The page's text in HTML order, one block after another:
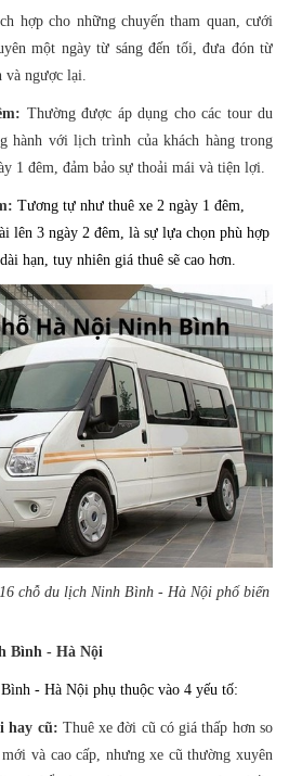
hợp cho những chuyến tham quan, cưới
một ngày từ sáng đến tối, đưa đón từ
và ngược lại.
Thường được áp dụng cho các tour du
hành với lịch trình của khách hàng trong
1 đêm, đảm bảo sự thoải mái và tiện lợi.
Tương tự như thuê xe 2 ngày 1 đêm,
lên 3 ngày 2 đêm, là sự lựa chọn phù hợp
hạn, tuy nhiên giá thuê sẽ cao hơn.
chỗ du lịch Ninh Bình - Hà Nội phổ biến
Bình - Hà Nội
- Hà Nội phụ thuộc vào 4 yếu tố:
hay cũ: Thuê xe đời cũ có giá thấp hơn so
và cao cấp, nhưng xe cũ thường xuyên